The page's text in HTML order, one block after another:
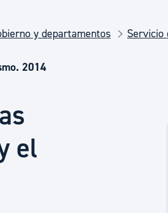
Euskera
Igualdad, Derechos Humanos y
y departamentos
Servicio
2014
el